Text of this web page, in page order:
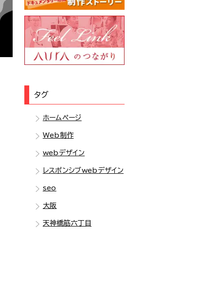
タグ
ホームページ
Web制作
webデザイン
レスポンシブwebデザイン
seo
大阪
天神橋筋六丁目